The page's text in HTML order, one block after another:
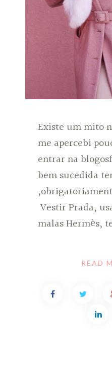
Existe um mito
me apercebi
entrar na
bem sucedida
Vestir Prada,
malas Hermès,
READ